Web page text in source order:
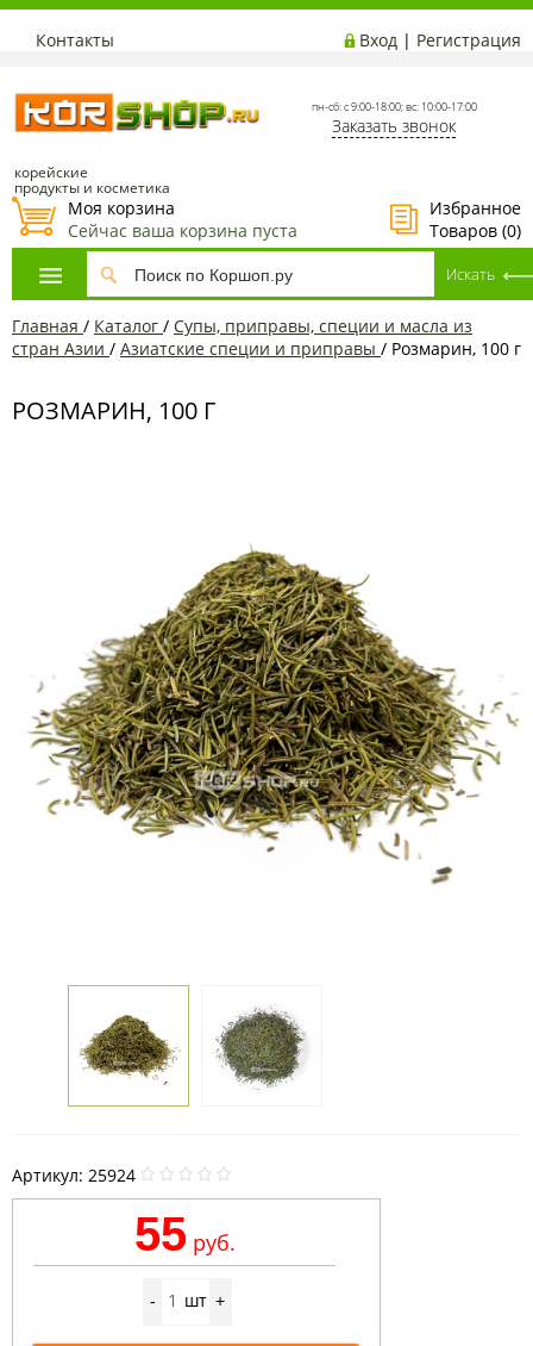
Контакты Вход | Регистрация
корейские
продукты и косметика
пн-сб: с 9:00-18:00; вс: 10:00-17:00
Заказать звонок
Избранное
Товаров (0)
Моя корзина
Сейчас ваша корзина пуста
Главная / Каталог / Супы, приправы, специи и масла из
стран Азии / Азиатские специи и приправы / Розмарин, 100 г
РОЗМАРИН, 100 Г
Артикул: 25924
55 руб.
- шт +